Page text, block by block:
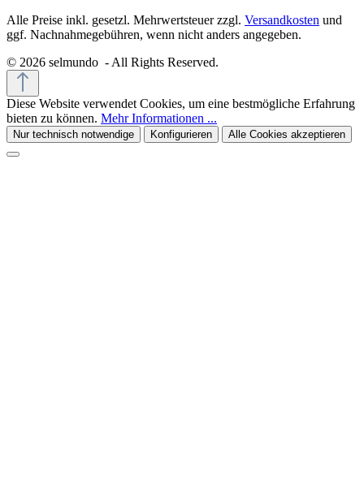
Alle Preise inkl. gesetzl. Mehrwertsteuer zzgl. Versandkosten und
ggf. Nachnahmegebühren, wenn nicht anders angegeben.
© 2026 selmundo - All Rights Reserved.
Diese Website verwendet Cookies, um eine bestmögliche Erfahrung
bieten zu können. Mehr Informationen ...
Nur technisch notwendige Konfigurieren Alle Cookies akzeptieren